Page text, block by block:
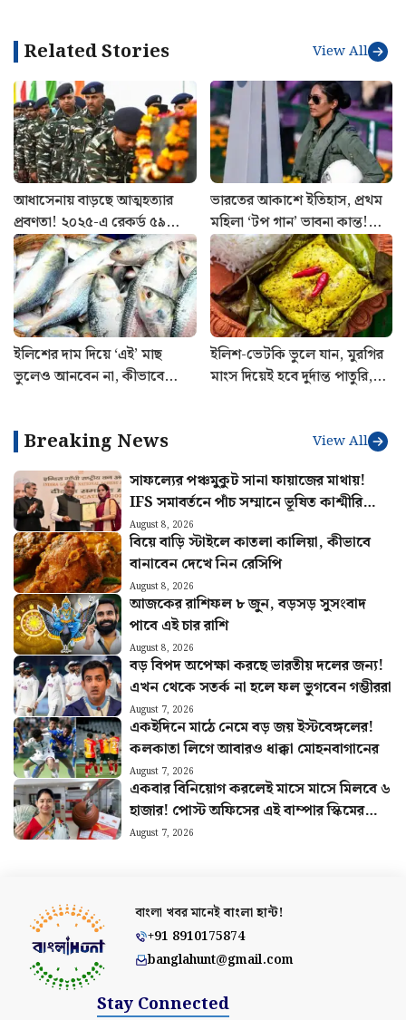
Related Stories View All
আধাসেনায় বাড়ছে আত্মহত্যার
প্রবণতা! ২০২৫-এ রেকর্ড ৫৯
CRPF জওয়ানের মৃত্যু, প্রকাশ্যে
রিপোর্ট
ভারতের আকাশে ইতিহাস, প্রথম
মহিলা ‘টপ গান’ ভাবনা কান্ত!
যুদ্ধকৌশলে নতুন মাইলফলক
বায়ুসেনার
ইলিশের দাম দিয়ে ‘এই’ মাছ
ভুলেও আনবেন না, কীভাবে
ইলিশ-ভেটকি ভুলে যান, মুরগির
মাংস দিয়েই হবে দুর্দান্ত পাতুরি,
Breaking News View All
সাফল্যের পঞ্চমুকুট সানা ফায়াজের মাথায়!
IFS সমাবর্তনে পাঁচ সম্মানে ভূষিত কাশ্মীরি
কন্যা
August 8, 2026
বিয়ে বাড়ি স্টাইলে কাতলা কালিয়া, কীভাবে
বানাবেন দেখে নিন রেসিপি
August 8, 2026
আজকের রাশিফল ৮ জুন, বড়সড় সুসংবাদ
পাবে এই চার রাশি
August 8, 2026
বড় বিপদ অপেক্ষা করছে ভারতীয় দলের জন্য!
এখন থেকে সতর্ক না হলে ফল ভুগবেন গম্ভীররা
August 7, 2026
একইদিনে মাঠে নেমে বড় জয় ইস্টবেঙ্গলের!
কলকাতা লিগে আবারও ধাক্কা মোহনবাগানের
August 7, 2026
একবার বিনিয়োগ করলেই মাসে মাসে মিলবে ৬
হাজার! পোস্ট অফিসের এই বাম্পার স্কিমের
হিসাব বুঝুন
August 7, 2026
বাংলা খবর মানেইবাংলা হান্ট!
+91 8910175874
banglahunt@gmail.com
Stay Connected